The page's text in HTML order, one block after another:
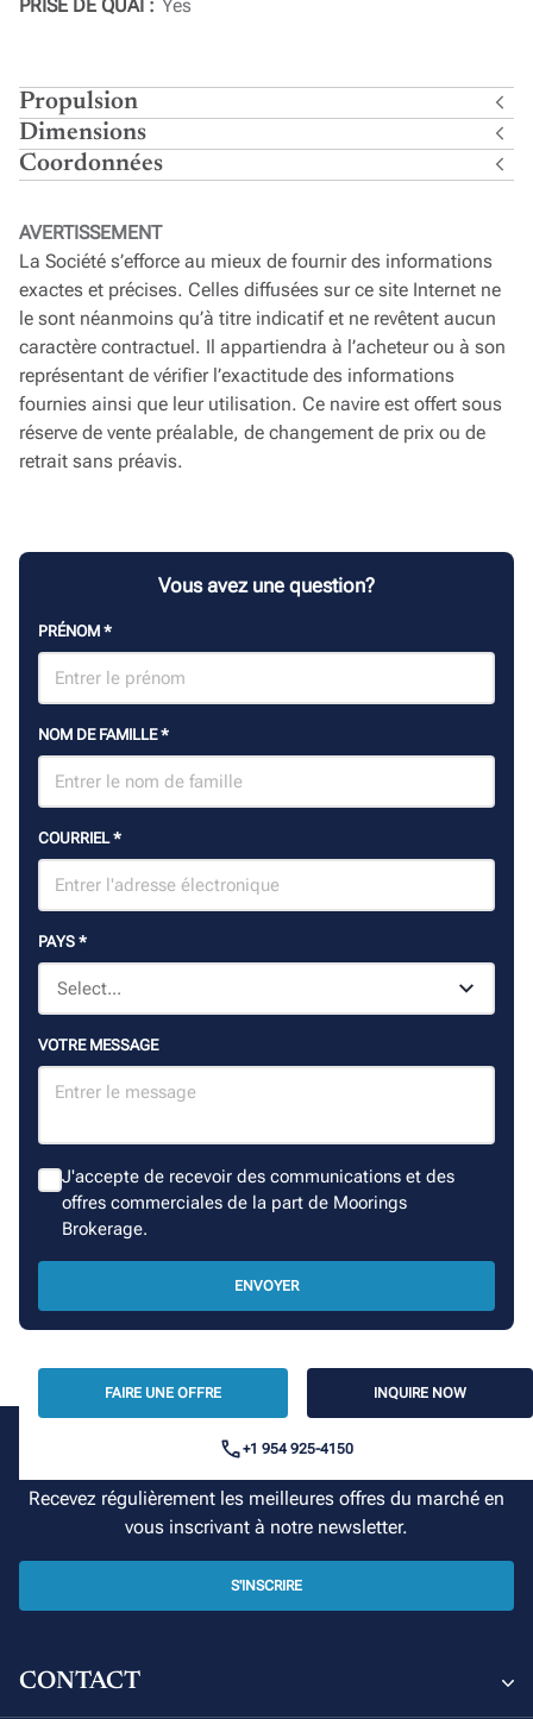
PRISE DE QUAI
Yes
Propulsion
Dimensions
Coordonnées
AVERTISSEMENT
La Société s’efforce au mieux de fournir des informations
exactes et précises. Celles diffusées sur ce site Internet ne
le sont néanmoins qu’à titre indicatif et ne revêtent aucun
caractère contractuel. Il appartiendra à l’acheteur ou à son
représentant de vérifier l’exactitude des informations
fournies ainsi que leur utilisation. Ce navire est offert sous
réserve de vente préalable, de changement de prix ou de
retrait sans préavis.
Vous avez une question?
PRÉNOM *
NOM DE FAMILLE*
COURRIEL*
PAYS *
VOTRE MESSAGE
J'accepte de recevoir des communications et des
offres commerciales de la part de Moorings
Brokerage.
ENVOYER
FAIRE UNE OFFRE INQUIRE NOW
+1 954 925-4150
Votre croisière commence ici
Recevez régulièrement les meilleures offres du marché en
vous inscrivant à notre newsletter.
S'INSCRIRE
CONTACT